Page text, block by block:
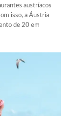
austríacos
isso, a Áustria
de 20 em